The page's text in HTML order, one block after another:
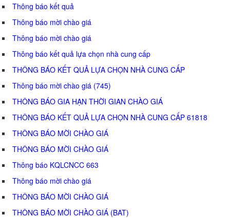
Thông báo kết quả
Thông báo mời chào giá
Thông báo mời chào giá
Thông báo kết quả lựa chọn nhà cung cấp
THÔNG BÁO KẾT QUẢ LỰA CHỌN NHÀ CUNG CẤP
Thông báo mời chào giá (745)
THÔNG BÁO GIA HẠN THỜI GIAN CHÀO GIÁ
THÔNG BÁO KẾT QUẢ LỰA CHỌN NHÀ CUNG CẤP 61818
THÔNG BÁO MỜI CHÀO GIÁ
THÔNG BÁO MỜI CHÀO GIÁ
Thông báo KQLCNCC 663
Thông báo mời chào giá
THÔNG BÁO MỜI CHÀO GIÁ
THÔNG BÁO MỜI CHÀO GIÁ (BAT)